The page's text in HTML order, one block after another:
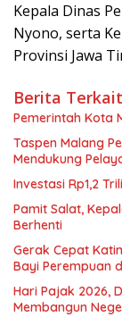
Kepala Dinas
Nyono, serta
Provinsi Jawa
Berita Terkait
Pemerintah Kota
Taspen Malang
Mendukung
Investasi Rp1,2
Pamit Salat,
Berhenti
Gerak Cepat
Bayi Perempuan
Hari Pajak 2026,
Membangun